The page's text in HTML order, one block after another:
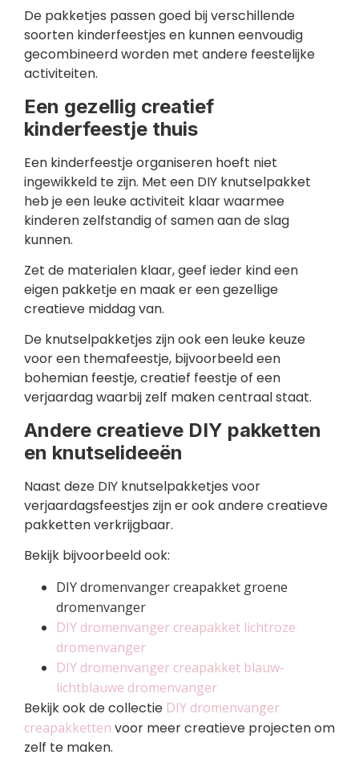
De pakketjes passen goed bij verschillende
soorten kinderfeestjes en kunnen eenvoudig
gecombineerd worden met andere feestelijke
activiteiten.
Een gezellig creatief
kinderfeestje thuis
Een kinderfeestje organiseren hoeft niet
ingewikkeld te zijn. Met een DIY knutselpakket
heb je een leuke activiteit klaar waarmee
kinderen zelfstandig of samen aan de slag
kunnen.
Zet de materialen klaar, geef ieder kind een
eigen pakketje en maak er een gezellige
creatieve middag van.
De knutselpakketjes zijn ook een leuke keuze
voor een themafeestje, bijvoorbeeld een
bohemian feestje, creatief feestje of een
verjaardag waarbij zelf maken centraal staat.
Andere creatieve DIY pakketten
en knutselideeën
Naast deze DIY knutselpakketjes voor
verjaardagsfeestjes zijn er ook andere creatieve
pakketten verkrijgbaar.
Bekijk bijvoorbeeld ook:
DIY dromenvanger creapakket groene
dromenvanger
DIY dromenvanger creapakket lichtroze
dromenvanger
DIY dromenvanger creapakket blauw-
lichtblauwe dromenvanger
Bekijk ook de collectie DIY dromenvanger
creapakketten voor meer creatieve projecten om
zelf te maken.